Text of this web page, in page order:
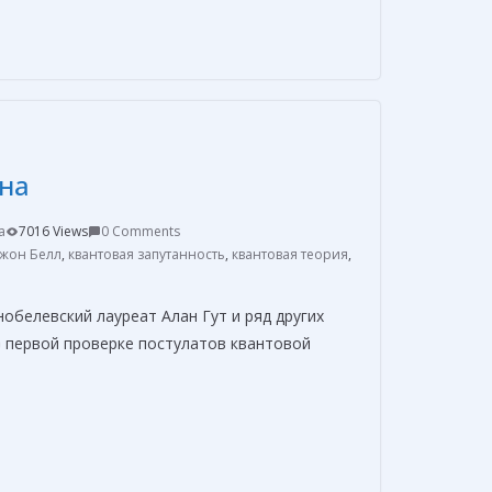
7016 Views
0 Comments
Белл, квантовая запутанность, квантовая теория,
лауреат Алан Гут и ряд других
проверке постулатов квантовой